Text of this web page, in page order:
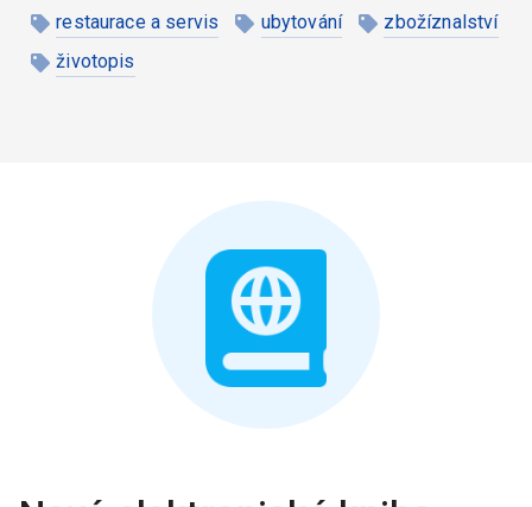
restaurace a servis
ubytování
zbožíznalství
životopis